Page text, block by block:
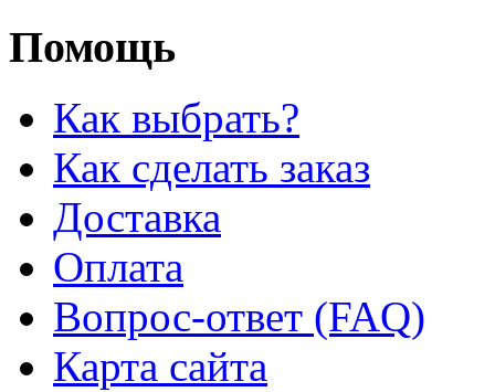
Помощь
Как выбрать?
Как сделать заказ
Доставка
Оплата
Вопрос-ответ (FAQ)
Карта сайта